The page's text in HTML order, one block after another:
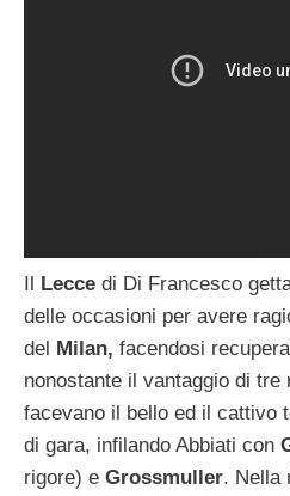
Il Lecce di Di Francesco
delle occasioni per avere
del Milan, facendosi
nonostante il vantaggio di
facevano il bello ed il cattivo
di gara, infilando Abbiati con
rigore) e Grossmuller. Nella